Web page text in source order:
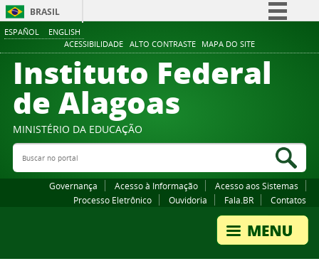
ESPAÑOL ENGLISH
ACESSIBILIDADE ALTO CONTRASTE MAPA DO SITE
BRASIL
Comunica BR
Participe
Canais
Instituto Federal
de Alagoas
MINISTÉRIO DA EDUCAÇÃO
Buscar no portal
Governança Acesso à Informação
Acesso aos Sistemas
Processo Eletrônico
Ouvidoria Fala.BR Contatos